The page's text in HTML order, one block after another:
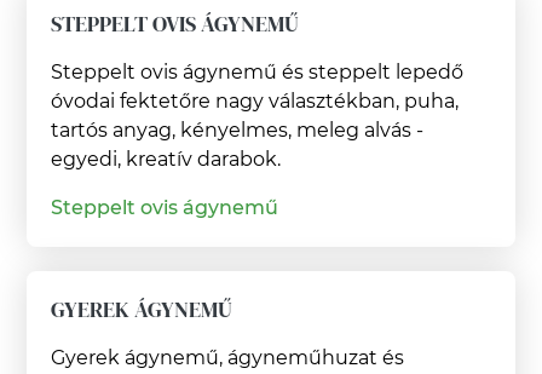
STEPPELT OVIS ÁGYNEMŰ
Steppelt ovis ágynemű és steppelt lepedő
óvodai fektetőre nagy választékban, puha,
tartós anyag, kényelmes, meleg alvás -
egyedi, kreatív darabok.
Steppelt ovis ágynemű
GYEREK ÁGYNEMŰ
Gyerek ágynemű, ágyneműhuzat és